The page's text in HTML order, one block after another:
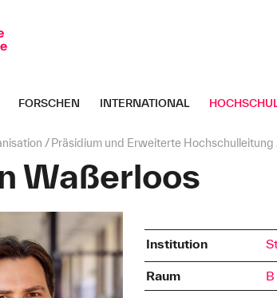
FORSCHEN INTERNATIONAL
Präsidium und Erweiterte Hochschulleitung
Waßerloos
Institution
Raum